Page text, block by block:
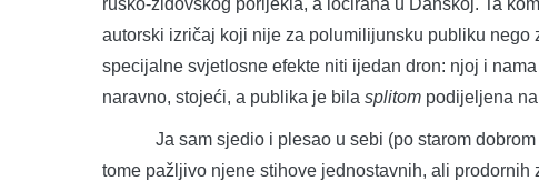
rusko-židovskog porijekla, a locirana u Danskoj. Ta
autorski izričaj koji nije za polumilijunsku publiku
specijalne svjetlosne efekte niti ijedan dron: njoj i
naravno, stojeći, a publika je bila splitom podijeljena
Ja sam sjedio i plesao u sebi (po starom dobrom
tome pažljivo njene stihove jednostavnih, ali